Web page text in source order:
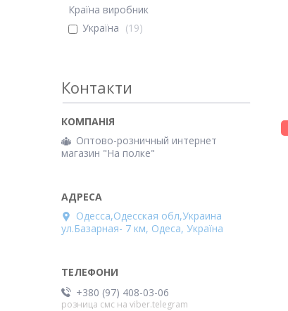
Країна виробник
Україна
19
Контакти
Оптово-розничный интернет
магазин "На полке"
Одесса,Одесская обл,Украина
ул.Базарная- 7 км, Одеса, Україна
+380 (97) 408-03-06
розница смс на viber.telegram